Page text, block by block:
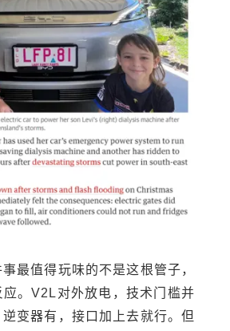
最值得玩味的不是这根管子，
应。V2L对外放电，技术门槛并
变器有，接口加上去就行。但